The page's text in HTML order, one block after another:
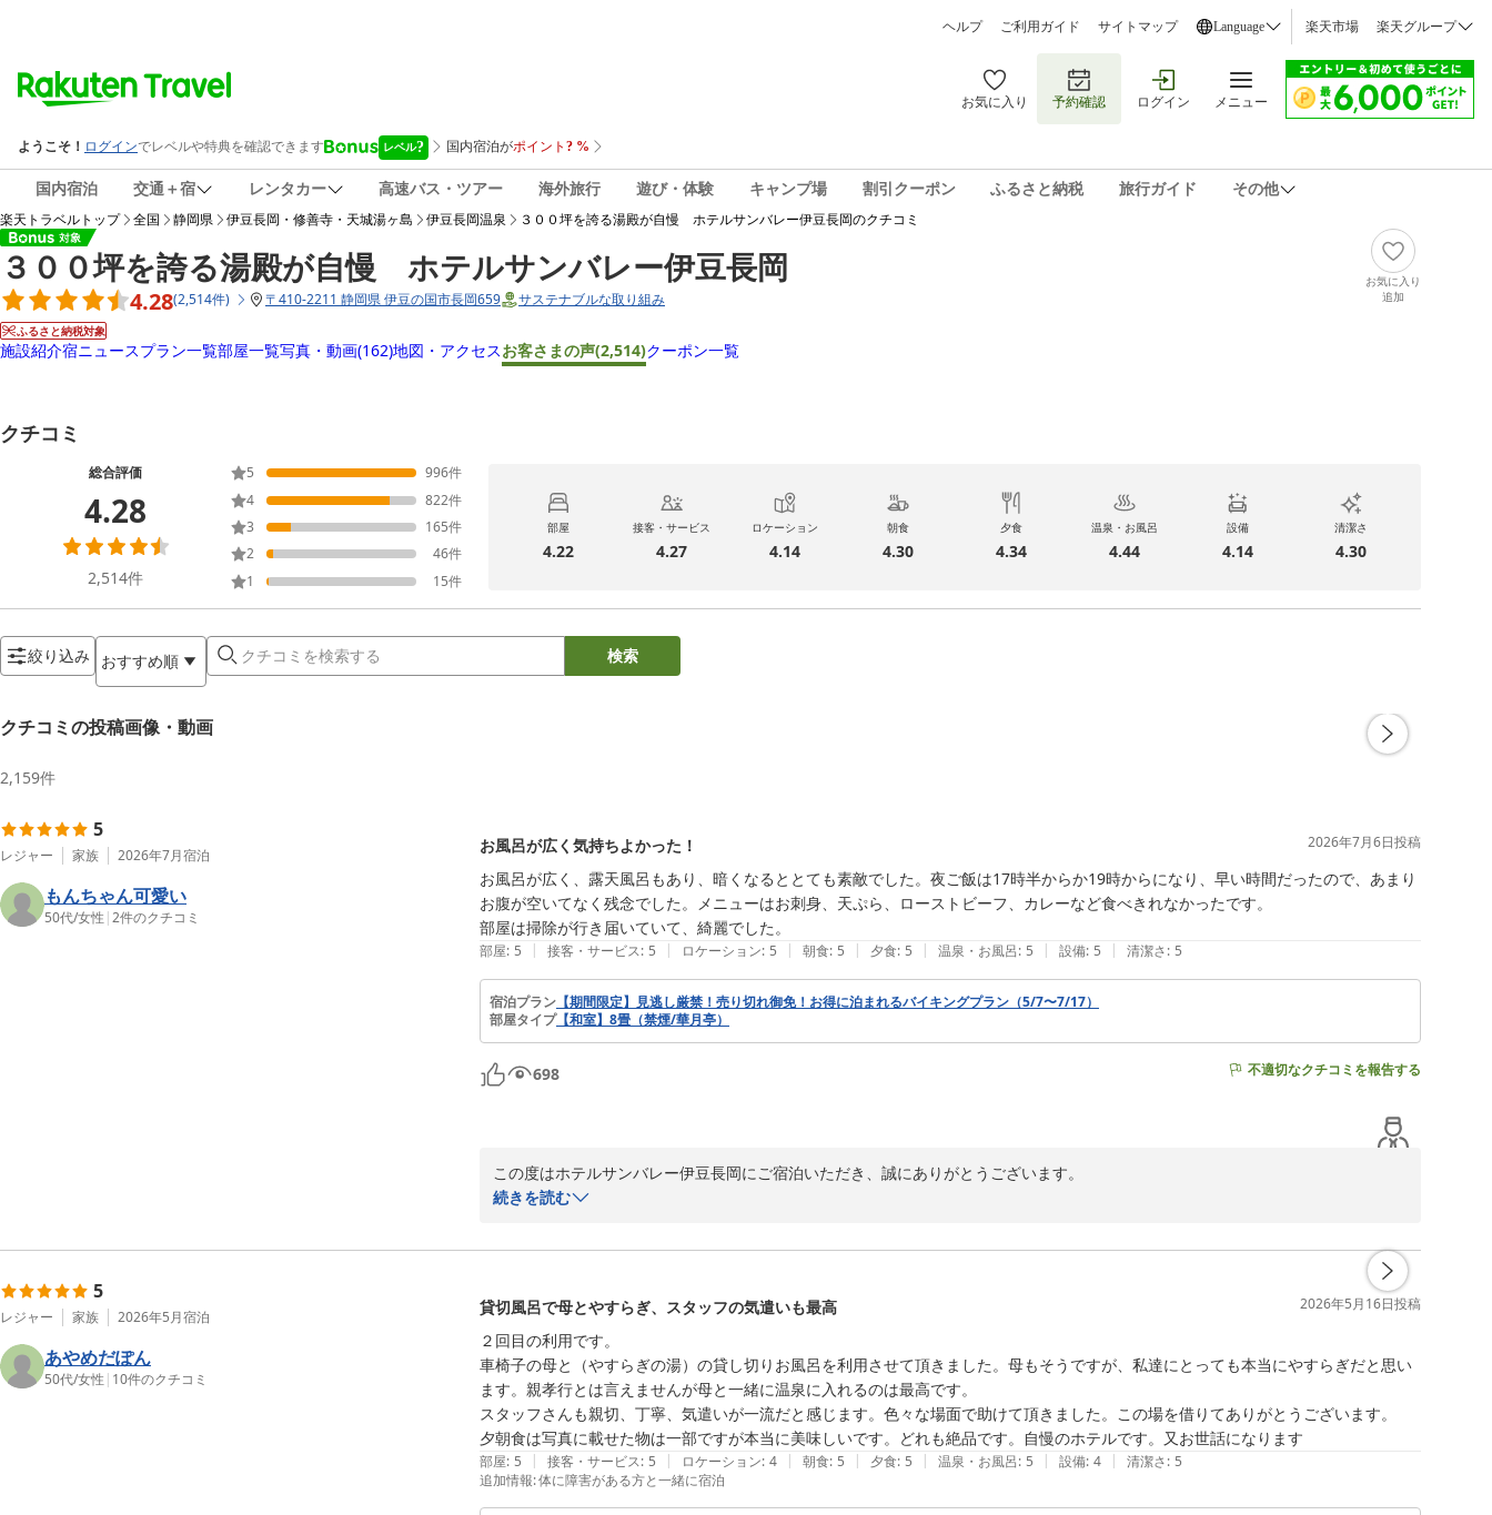
ヘルプ ご利用ガイド サイトマップ Language 楽天市場 楽天グループ
お気に入り 予約確認 ログイン メニュー
国内宿泊 交通＋宿 レンタカー 高速バス・ツアー 海外旅行 遊び・体験 キャンプ場 割引クーポン ふるさと納税 旅行ガイド その他
楽天トラベルトップ 全国 静岡県 伊豆長岡・修善寺・天城湯ヶ島 伊豆長岡温泉 ３００坪を誇る湯殿が自慢 ホテルサンバレー伊豆長岡のクチコミ
３００坪を誇る湯殿が自慢 ホテルサンバレー伊豆長岡
4.28(2,514件) 〒410-2211 静岡県 伊豆の国市長岡659 サステナブルな取り組み
ふるさと納税対象
お気に入り
追加
施設紹介宿ニュースプラン一覧部屋一覧写真・動画(162)地図・アクセスお客さまの声(2,514)クーポン一覧
クチコミ
総合評価
4.28
2,514件
5 996件
4
822件
3
165件
2
46件
1
15件
部屋
4.22
接客・サービス
4.27
ロケーション
4.14
朝食
4.30
夕食
4.34
温泉・お風呂
4.44
設備
4.14
清潔さ
4.30
絞り込み おすすめ順 検索
クチコミの投稿画像・動画
2,159件
5
レジャー 家族 2026年7月宿泊
もんちゃん可愛い
50代/女性 |2件のクチコミ
お風呂が広く気持ちよかった！ 2026年7月6日投稿
お風呂が広く、露天風呂もあり、暗くなるととても素敵でした。夜ご飯は17時半からか19時からになり、早い時間だったので、あまり
お腹が空いてなく残念でした。メニューはお刺身、天ぷら、ローストビーフ、カレーなど食べきれなかったです。
部屋は掃除が行き届いていて、綺麗でした。
部屋: 5 | 接客・サービス: 5 | ロケーション: 5 | 朝食: 5 | 夕食: 5 | 温泉・お風呂: 5 | 設備: 5 | 清潔さ: 5
宿泊プラン 【期間限定】見逃し厳禁！売り切れ御免！お得に泊まれるバイキングプラン（5/7〜7/17）
部屋タイプ【和室】8畳（禁煙/華月亭）
698 不適切なクチコミを報告する
この度はホテルサンバレー伊豆長岡にご宿泊いただき、誠にありがとうございます。
客室の清掃につきましてもお褒めのお言葉をいただき、大変嬉しく存じます。夜の露天風呂の雰囲気もお楽しみいただけたようで
３００坪を誇る湯殿が自慢 ホテルサンバレー伊豆長岡
2026-07-08
続きを読む
5
レジャー 家族 2026年5月宿泊
あやめだぽん
50代/女性 | 10件のクチコミ
貸切風呂で母とやすらぎ、スタッフの気遣いも最高 2026年5月16日投稿
２回目の利用です。
車椅子の母と（やすらぎの湯）の貸し切りお風呂を利用させて頂きました。母もそうですが、私達にとっても本当にやすらぎだと思い
ます。親孝行とは言えませんが母と一緒に温泉に入れるのは最高です。
スタッフさんも親切、丁寧、気遣いが一流だと感じます。色々な場面で助けて頂きました。この場を借りてありがとうございます。
部屋: 5 | 接客・サービス: 5 | ロケーション: 4 | 朝食: 5 | 夕食: 5 | 温泉・お風呂: 5 | 設備: 4 | 清潔さ: 5
追加情報:体に障害がある方と一緒に宿泊